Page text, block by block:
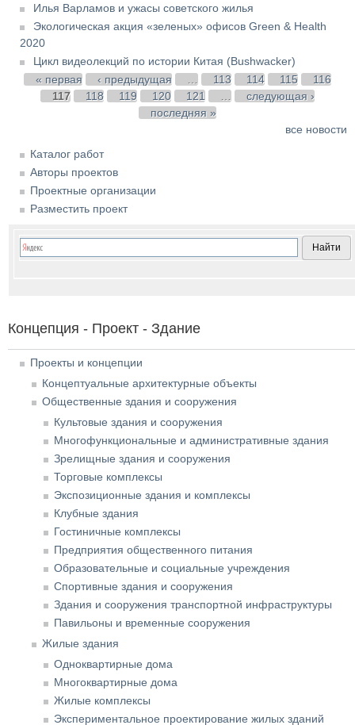
Илья Варламов и ужасы советского жилья
Экологическая акция «зеленых» офисов Green & Health
2020
Цикл видеолекций по истории Китая (Bushwacker)
Страницы
« первая ‹ предыдущая 113 114 115
116
117
118 119 120 121
следующая ›
последняя »
все новости
Каталог работ
Авторы проектов
Проектные организации
Разместить проект
Концепция - Проект - Здание
Проекты и концепции
Концептуальные архитектурные объекты
Общественные здания и сооружения
Культовые здания и сооружения
Многофункциональные и административные здания
Зрелищные здания и сооружения
Торговые комплексы
Экспозиционные здания и комплексы
Клубные здания
Гостиничные комплексы
Предприятия общественного питания
Образовательные и социальные учреждения
Спортивные здания и сооружения
Здания и сооружения транспортной инфраструктуры
Павильоны и временные сооружения
Жилые здания
Одноквартирные дома
Многоквартирные дома
Жилые комплексы
Экспериментальное проектирование жилых зданий